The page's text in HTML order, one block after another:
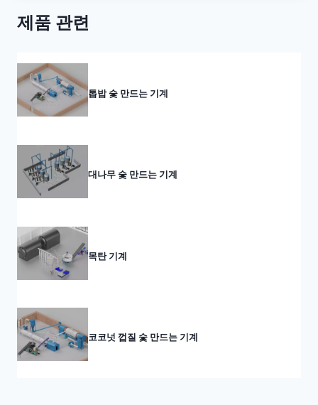
제품 관련
톱밥 숯 만드는 기계
대나무 숯 만드는 기계
목탄 기계
코코넛 껍질 숯 만드는 기계